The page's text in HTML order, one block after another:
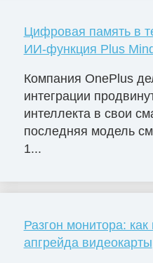
Цифровая память в
ИИ-функция Plus
Компания OnePlus
интеграции
интеллекта в свои
последняя модель
1...
Разгон монитора:
апгрейда видеокарты